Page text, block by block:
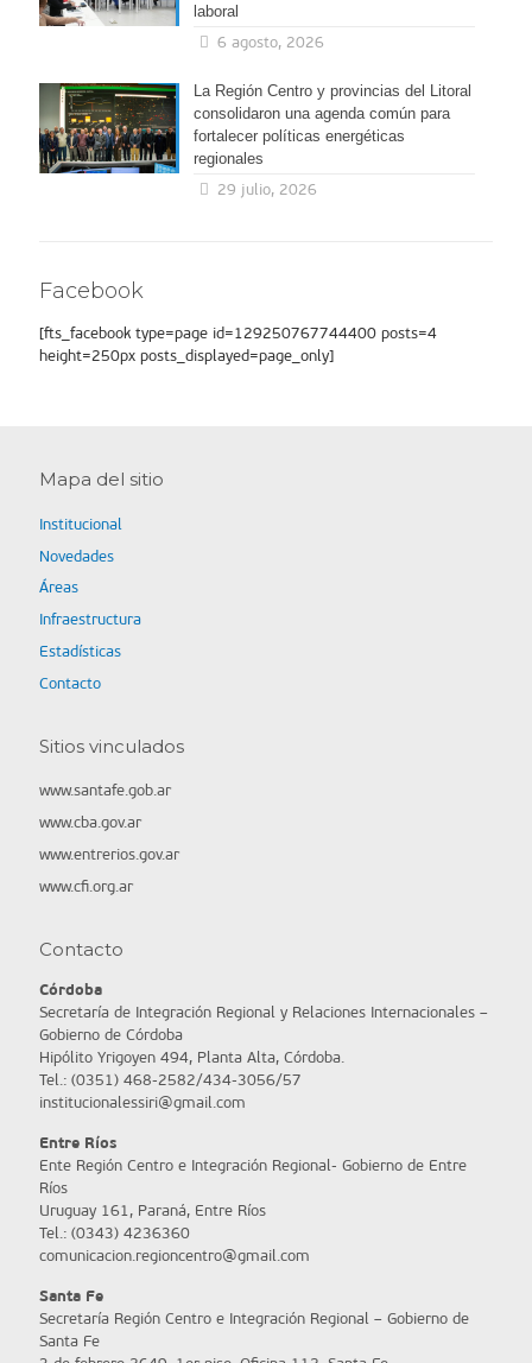
laboral
6 agosto, 2026
La Región Centro y provincias del Litoral
consolidaron una agenda común para
fortalecer políticas energéticas
regionales
29 julio, 2026
Facebook
[fts_facebook type=page id=129250767744400 posts=4
height=250px posts_displayed=page_only]
Mapa del sitio
Institucional
Novedades
Áreas
Infraestructura
Estadísticas
Contacto
Sitios vinculados
www.santafe.gob.ar
www.cba.gov.ar
www.entrerios.gov.ar
www.cfi.org.ar
Contacto
Córdoba
Secretaría de Integración Regional y Relaciones Internacionales –
Gobierno de Córdoba
Hipólito Yrigoyen 494, Planta Alta, Córdoba.
Tel.: (0351) 468-2582/434-3056/57
institucionalessiri@gmail.com
Entre Ríos
Ente Región Centro e Integración Regional- Gobierno de Entre
Ríos
Uruguay 161, Paraná, Entre Ríos
Tel.: (0343) 4236360
comunicacion.regioncentro@gmail.com
Santa Fe
Secretaría Región Centro e Integración Regional – Gobierno de
Santa Fe